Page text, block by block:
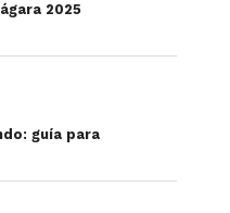
2025
guía para